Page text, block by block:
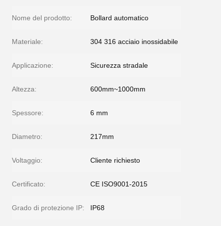
Nome del prodotto: Bollard automatico
Materiale: 304 316 acciaio inossidabile
Applicazione: Sicurezza stradale
Altezza: 600mm~1000mm
Spessore: 6 mm
Diametro: 217mm
Voltaggio: Cliente richiesto
Certificato: CE ISO9001-2015
Grado di protezione IP: IP68